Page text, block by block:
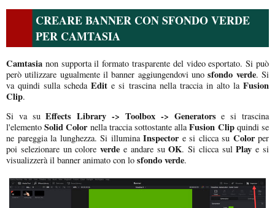
CREARE BANNER CON SFONDO VERDE
PER CAMTASIA
Camtasia non supporta il formato trasparente del video esportato. Si può
però utilizzare ugualmente il banner aggiungendovi unosfondo verde. Si
va quindi sulla schedaEdite si trascina nella traccia in alto laFusion
Clip.
Si va suEffects Library -> Toolbox -> Generatorse si trascina
l'elementoSolid Colornella traccia sottostante allaFusion Clipquindi se
ne pareggia la lunghezza. Si illumina Inspectore si clicca su Color per
poi selezionare un coloreverde e andare suOK. Si clicca sulPlay e si
visualizzerà il banner animato con lo sfondo verde.